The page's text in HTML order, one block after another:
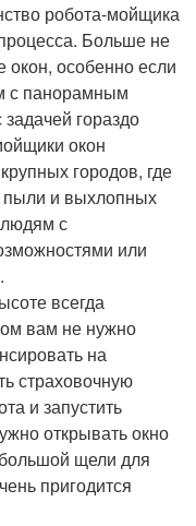
робота-мойщика
Больше не
окон, особенно если
с панорамным
гораздо
окон
городов, где
пыли и выхлопных
людям с
или
всегда
вам не нужно
на
страховочную
и запустить
открывать окно
щели для
пригодится